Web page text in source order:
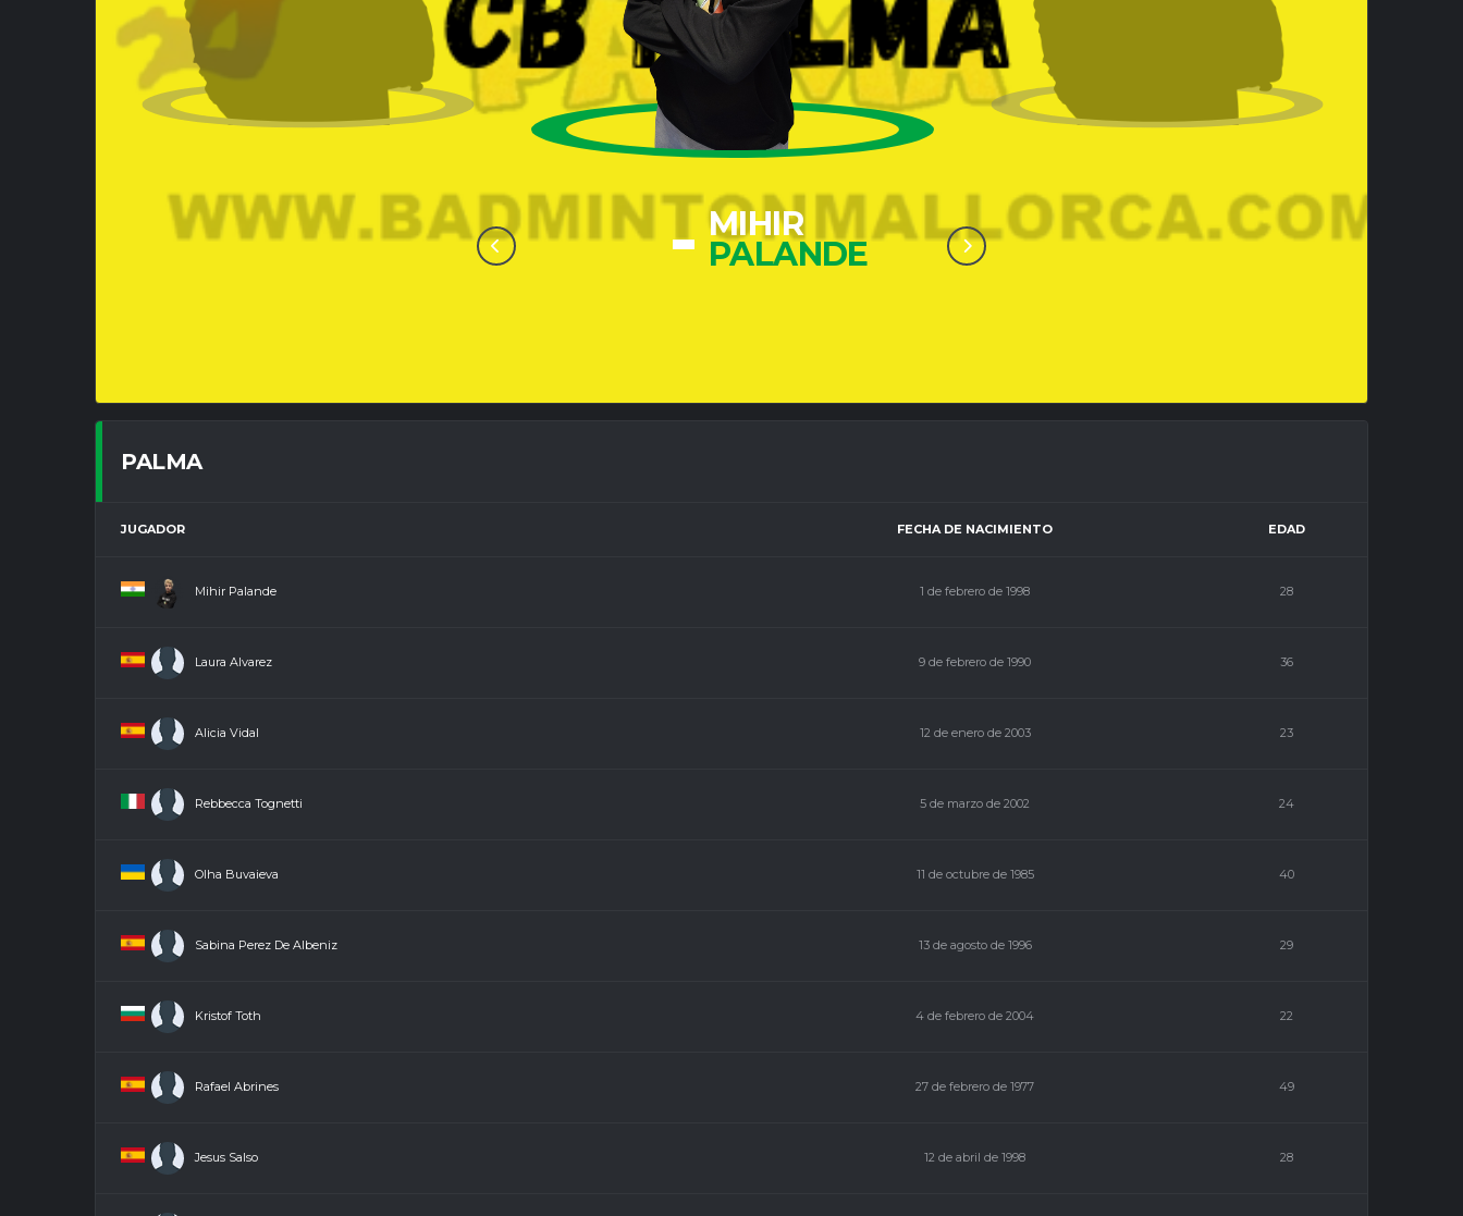
- LAURA
ALVAREZ
PALMA
JUGADOR FECHA DE NACIMIENTO EDAD
Mihir Palande 1 de febrero de 1998 28
Laura Alvarez 9 de febrero de 1990 36
Alicia Vidal 12 de enero de 2003 23
Rebbecca Tognetti 5 de marzo de 2002 24
Olha Buvaieva 11 de octubre de 1985 40
Sabina Perez De Albeniz 13 de agosto de 1996 29
Kristof Toth 4 de febrero de 2004 22
Rafael Abrines 27 de febrero de 1977 49
Jesus Salso 12 de abril de 1998 28